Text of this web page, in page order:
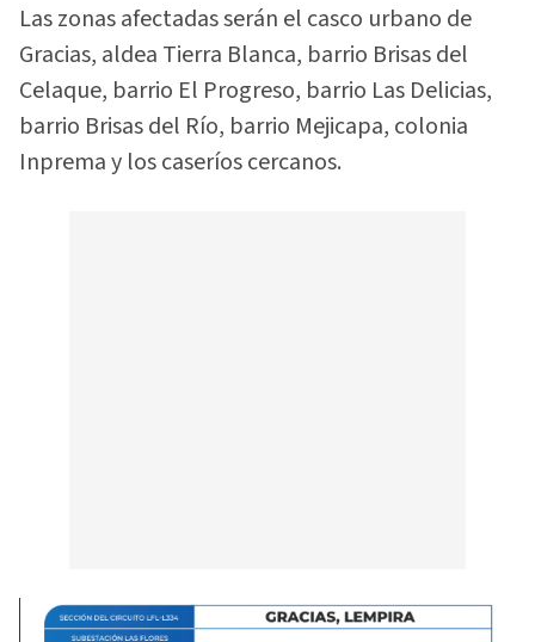
Las zonas afectadas serán el casco urbano de
Gracias, aldea Tierra Blanca, barrio Brisas del
Celaque, barrio El Progreso, barrio Las Delicias,
barrio Brisas del Río, barrio Mejicapa, colonia
Inprema y los caseríos cercanos.